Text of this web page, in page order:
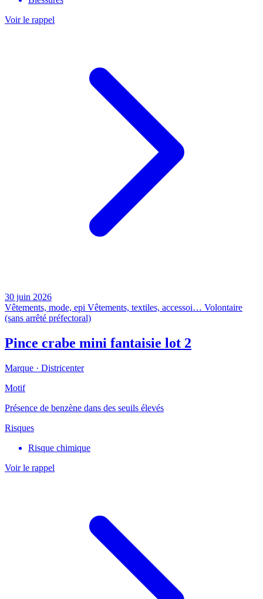
Voir le rappel
30 juin 2026
Vêtements, mode, epi Vêtements, textiles, accessoi… Volontaire
(sans arrêté préfectoral)
Pince crabe mini fantaisie lot 2
Marque · Districenter
Motif
Présence de benzène dans des seuils élevés
Risques
Risque chimique
Voir le rappel